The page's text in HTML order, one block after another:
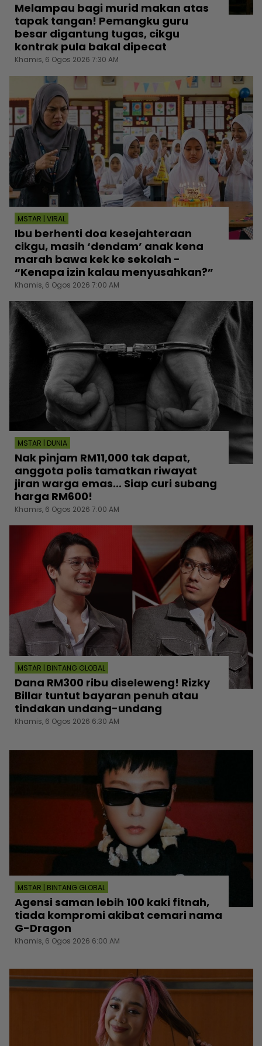
Melampau bagi murid makan atas
tapak tangan! Pemangku guru
besar digantung tugas, cikgu
kontrak pula bakal dipecat
Khamis, 6 Ogos 2026 7:30 AM
MSTAR | VIRAL
Ibu berhenti doa kesejahteraan
cikgu, masih ‘dendam’ anak kena
marah bawa kek ke sekolah -
“Kenapa izin kalau menyusahkan?”
Khamis, 6 Ogos 2026 7:00 AM
MSTAR | DUNIA
Nak pinjam RM11,000 tak dapat,
anggota polis tamatkan riwayat
jiran warga emas... Siap curi subang
harga RM600!
Khamis, 6 Ogos 2026 7:00 AM
MSTAR | BINTANG GLOBAL
Dana RM300 ribu diseleweng! Rizky
Billar tuntut bayaran penuh atau
tindakan undang-undang
Khamis, 6 Ogos 2026 6:30 AM
MSTAR | BINTANG GLOBAL
Agensi saman lebih 100 kaki fitnah,
tiada kompromi akibat cemari nama
G-Dragon
Khamis, 6 Ogos 2026 6:00 AM